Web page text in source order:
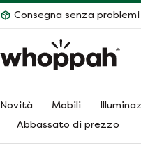
Consegna senza problemi
Novità Mobili
Abbassato di prezzo